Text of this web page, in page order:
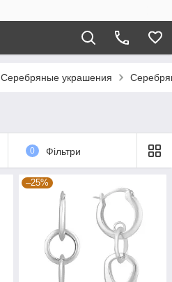
Серебряные украшения
0 Фільтри
–25%